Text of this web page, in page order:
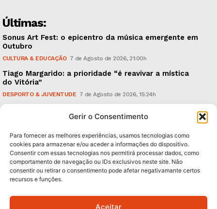
Gerir o Consentimento
Para fornecer as melhores experiências, usamos tecnologias como
cookies para armazenar e/ou aceder a informações do dispositivo.
Consentir com essas tecnologias nos permitirá processar dados, como
comportamento de navegação ou IDs exclusivos neste site. Não
consentir ou retirar o consentimento pode afetar negativamante certos
recursos e funções.
Aceitar
Últimas:
Sonus Art Fest: o epicentro da música emergente em
Outubro
CULTURA & EDUCAÇÃO 7 de Agosto de 2026, 21:00h
Tiago Margarido: a prioridade “é reavivar a mística
do Vitória”
DESPORTO & JUVENTUDE 7 de Agosto de 2026, 15:24h
caudais e antecipa situações de risco
Subscreva Newsletter: